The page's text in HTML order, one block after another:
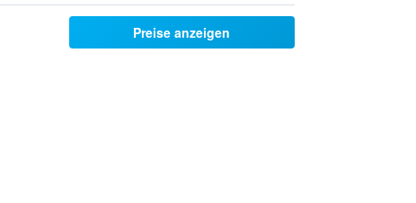
Preise anzeigen